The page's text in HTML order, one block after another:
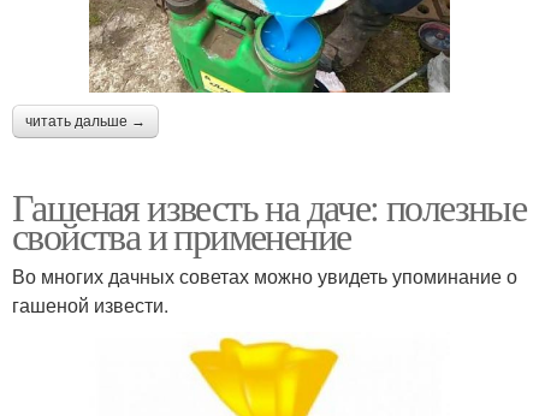
читать дальше →
Гашеная известь на даче: полезные
свойства и применение
Во многих дачных советах можно увидеть упоминание о
гашеной извести.